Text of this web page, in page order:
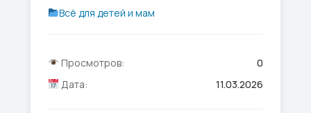
Всё для детей и мам
Просмотров:
0
Дата:
11.03.2026